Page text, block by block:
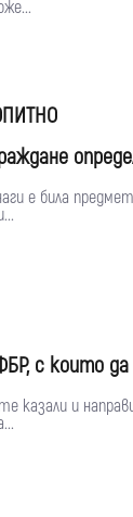
е била
с които да
казали и